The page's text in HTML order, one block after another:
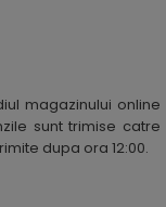
magazinului online
sunt trimise catre
dupa ora 12:00.